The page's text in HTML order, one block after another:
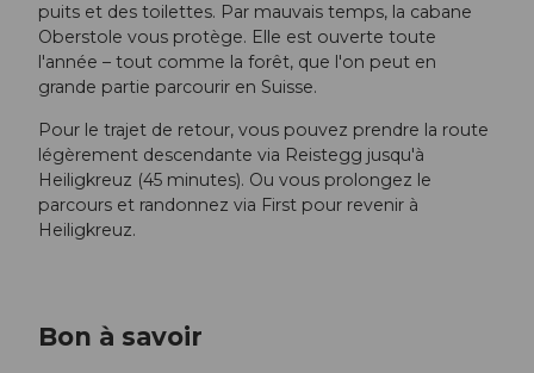
puits et des toilettes. Par mauvais temps, la cabane
Oberstole vous protège. Elle est ouverte toute
l'année – tout comme la forêt, que l'on peut en
grande partie parcourir en Suisse.
Pour le trajet de retour, vous pouvez prendre la route
légèrement descendante via Reistegg jusqu'à
Heiligkreuz (45 minutes). Ou vous prolongez le
parcours et randonnez via First pour revenir à
Heiligkreuz.
Bon à savoir